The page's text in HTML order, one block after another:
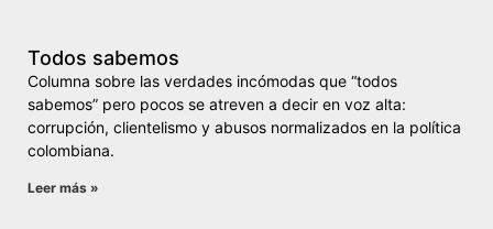
Todos sabemos
Columna sobre las verdades incómodas que “todos
sabemos” pero pocos se atreven a decir en voz alta:
corrupción, clientelismo y abusos normalizados en la política
colombiana.
Leer más »